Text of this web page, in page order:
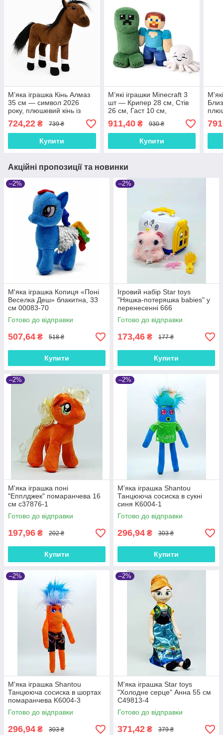
М’яка іграшка Кінь Алмаз
35 см — символ 2026
року, плюшевий кінь із
чорним гривою та
хвостом, арт. 00081-9
724,22 ₴ 739 ₴
Купити
М’які іграшки Minecraft 3
шт — Крипер 28 см, Стів
26 см, Гаст 10 см,
плюшевий набір
персонажів гри
Майнкрафт для дітей
911,40₴ 930 ₴
Купити
Акційні пропозиції та новинки
–2%
М'яка іграшка Копиця «Поні
Веселка Деш» блакитна, 33
см 00083-70
Готово до відправки
507,64 ₴ 518 ₴
Купити
–2%
Ігровий набір Star toys
"Няшка-потеряшка babies" у
перенесенні 666
Готово до відправки
173,46 ₴ 177 ₴
Купити
–2%
М'яка іграшка поні
"Епплджек" помаранчева 16
см с37876-1
Готово до відправки
197,96 ₴ 202 ₴
Купити
–2%
М'яка іграшка Shantou
Танцююча сосиска в сукні
синя K6004-1
Готово до відправки
296,94 ₴ 303 ₴
Купити
–2%
М'яка іграшка Shantou
Танцююча сосиска в шортах
помаранчева K6004-3
Готово до відправки
296,94 ₴ 303 ₴
–2%
М'яка іграшка Star toys
"Холодне серце" Анна 55 см
C49813-4
Готово до відправки
371,42 ₴ 379 ₴